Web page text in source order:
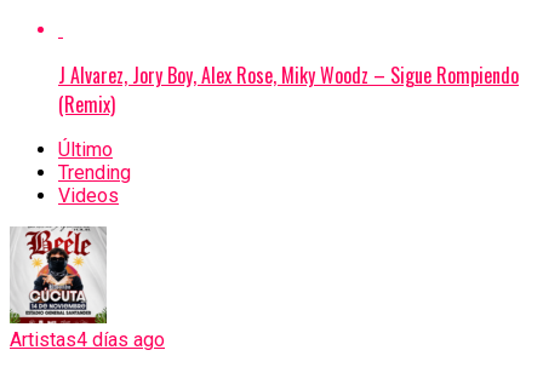
J Alvarez, Jory Boy, Alex Rose, Miky Woodz – Sigue Rompiendo
(Remix)
Último
Trending
Videos
Artistas4 días ago